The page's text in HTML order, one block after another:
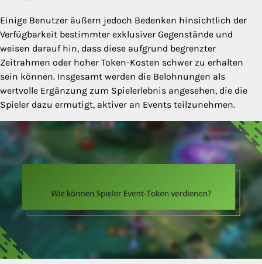
Einige Benutzer äußern jedoch Bedenken hinsichtlich der
Verfügbarkeit bestimmter exklusiver Gegenstände und
weisen darauf hin, dass diese aufgrund begrenzter
Zeitrahmen oder hoher Token-Kosten schwer zu erhalten
sein können. Insgesamt werden die Belohnungen als
wertvolle Ergänzung zum Spielerlebnis angesehen, die die
Spieler dazu ermutigt, aktiver an Events teilzunehmen.